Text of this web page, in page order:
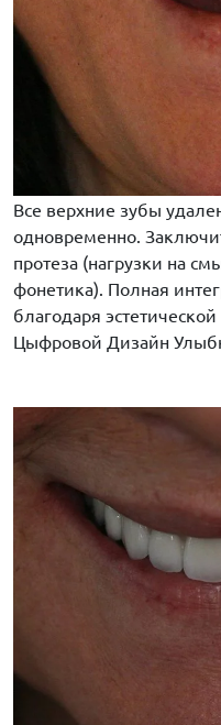
Все верхние зубы
одновременно.
протеза (нагрузки на
фонетика). Полная
благодаря
Цыфровой Дизайн